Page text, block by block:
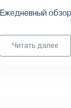
Ежедневный
Читать далее